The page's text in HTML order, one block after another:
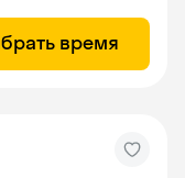
время